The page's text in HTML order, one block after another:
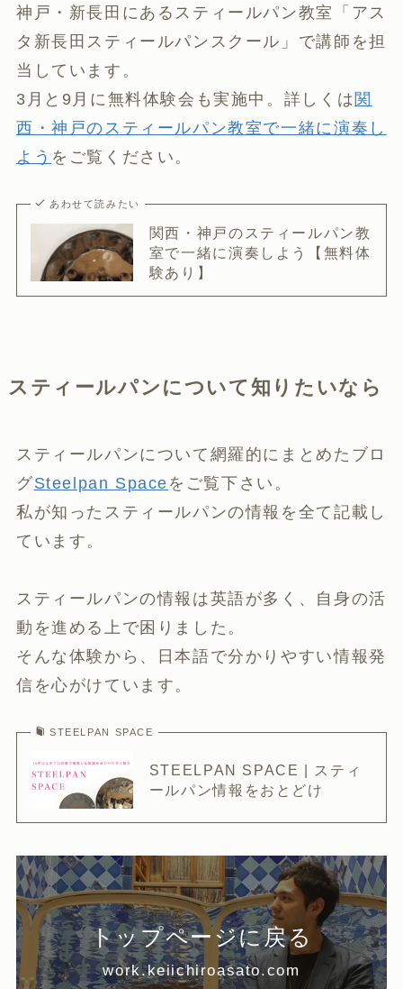
神戸・新長田にあるスティールパン教室「アス
タ新長田スティールパンスクール」で講師を担
当しています。
3月と9月に無料体験会も実施中。詳しくは 関
西・神戸のスティールパン教室で一緒に演奏し
よう をご覧ください。
あわせて読みたい
関西・神戸のスティールパン教
室で一緒に演奏しよう【無料体
験あり】
スティールパンについて知りたいなら
スティールパンについて網羅的にまとめたブロ
グSteelpan Space をご覧下さい。
私が知ったスティールパンの情報を全て記載し
ています。
スティールパンの情報は英語が多く、自身の活
動を進める上で困りました。
そんな体験から、日本語で分かりやすい情報発
信を心がけています。
STEELPAN SPACE
STEELPAN SPACE | スティ
ールパン情報をおとどけ
トップページに戻る
work.keiichiroasato.com